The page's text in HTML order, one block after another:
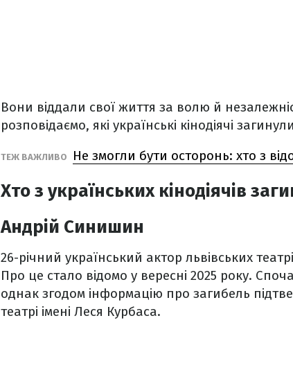
Вони віддали свої життя за волю й
розповідаємо, які українські кінодіячі
ТЕЖ ВАЖЛИВО Не змогли бути осторонь: хто з
Хто з українських кінодіячів
Андрій Синишин
26-річний український актор львівських
Про це стало відомо у вересні 2025 року.
однак згодом інформацію про загибель
театрі імені Леся Курбаса.